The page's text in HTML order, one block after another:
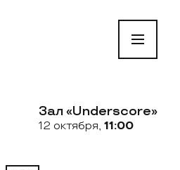
Зал «Underscore»
12 октября, 11:00